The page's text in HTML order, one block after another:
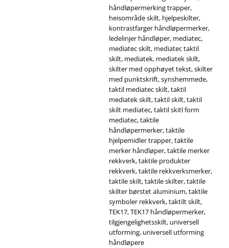
håndløpermerking trapper,
heisområde skilt, hjelpeskilter,
kontrastfarger håndløpermerker,
ledelinjer håndløper, mediatec,
mediatec skilt, mediatec taktil
skilt, mediatek, mediatek skilt,
skilter med opphøyet tekst,skilter
med punktskrift,synshemmede,
taktil mediatec skilt,taktil
mediatek skilt,taktil skilt,taktil
skilt mediatec,taktil skitl form
mediatec,taktile
håndløpermerker,taktile
hjelpemidler trapper,taktile
merker håndløper,taktile merker
rekkverk,taktile produkter
rekkverk,taktile rekkverksmerker,
taktile skilt,taktile skilter,taktile
skilter børstet aluminium,taktile
symboler rekkverk,taktilt skilt,
TEK17,TEK17 håndløpermerker,
tilgjengelighetsskilt, universell
utforming, universell utforming
håndløpere